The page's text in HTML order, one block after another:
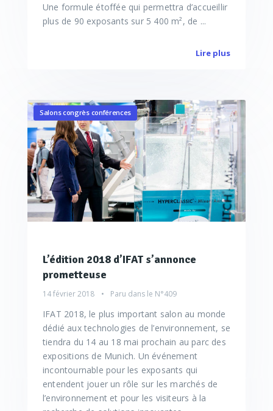
Une formule étoffée qui permettra d’accueillir
plus de 90 exposants sur 5 400 m², de ...
Lire plus
Salons congrès conférences
L’édition 2018 d’IFAT s’annonce
prometteuse
14 février 2018 Paru dans le N°409
IFAT 2018, le plus important salon au monde
dédié aux technologies de l’environnement, se
tiendra du 14 au 18 mai prochain au parc des
expositions de Munich. Un événement
incontournable pour les exposants qui
entendent jouer un rôle sur les marchés de
l’environnement et pour les visiteurs à la